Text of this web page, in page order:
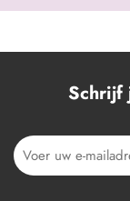
Schrijf